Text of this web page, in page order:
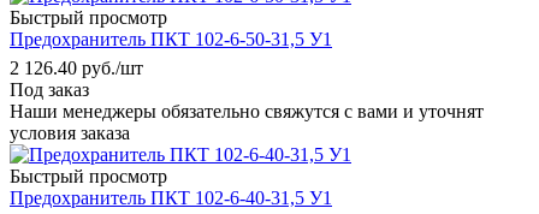
Быстрый просмотр
Предохранитель ПКТ 102-6-50-31,5 У1
2 126.40 руб./шт
Под заказ
Наши менеджеры обязательно свяжутся с вами и уточнят
условия заказа
Быстрый просмотр
Предохранитель ПКТ 102-6-40-31,5 У1